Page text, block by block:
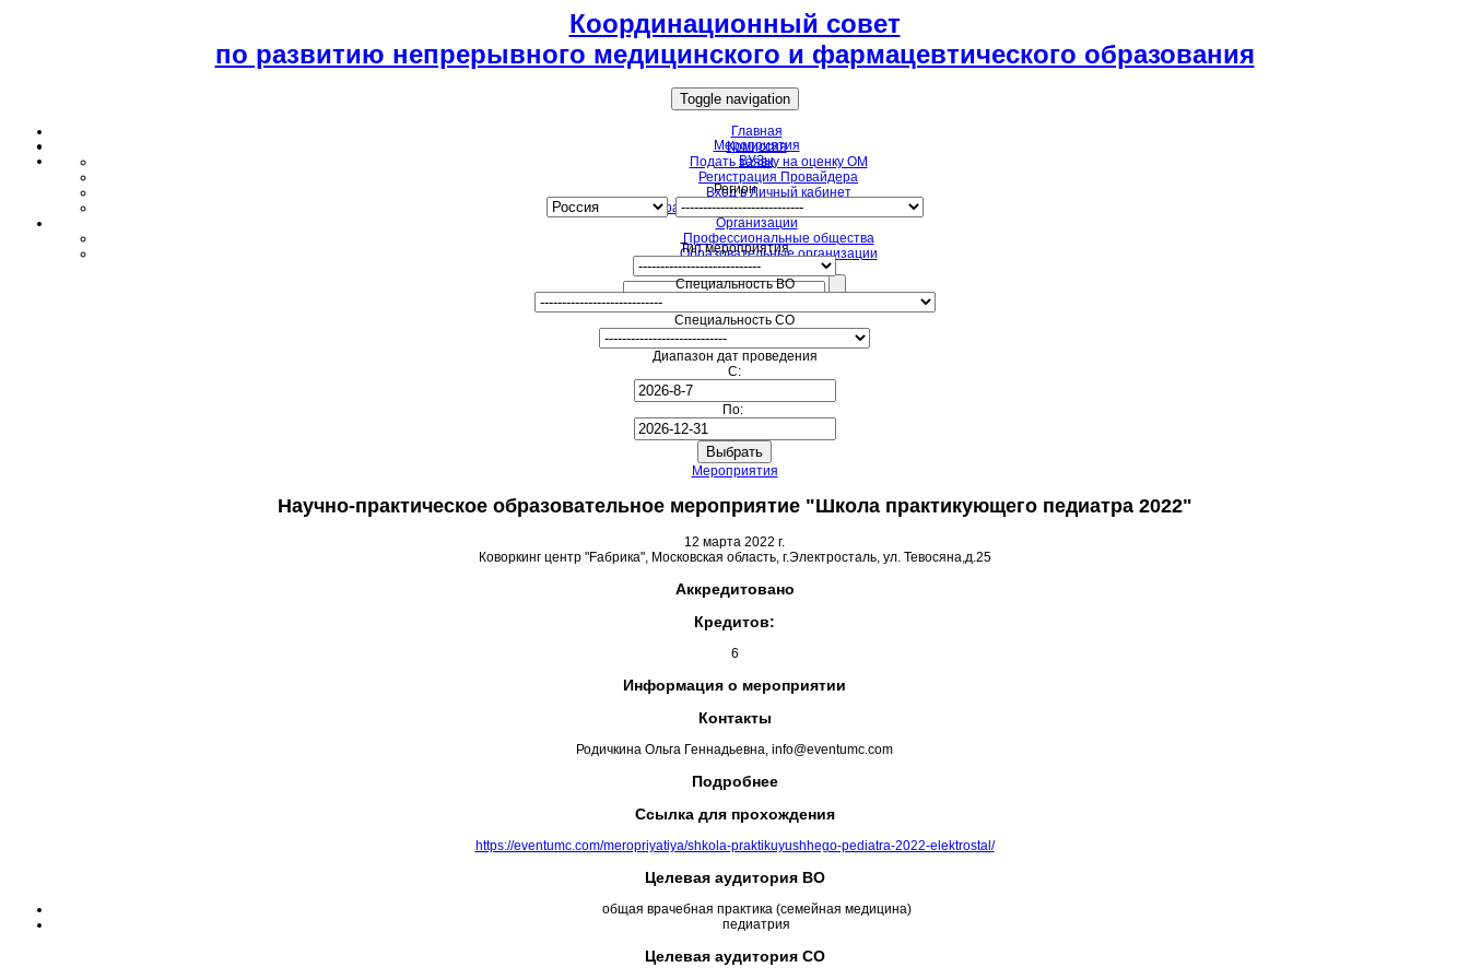
Координационный совет
по развитию непрерывного медицинского и фармацевтического образования
Toggle navigation
Главная
Комиссия
Подать заявку на оценку ОМ
Регистрация Провайдера
Вход в Личный кабинет
Образовательные мероприятия для НМО
Организации
Профессиональные общества
Образовательные организации
Мероприятия
ВУЗы
Регион
Тип мероприятия
Специальность ВО
Специальность СО
Диапазон дат проведения
С:
По:
Мероприятия
Научно-практическое образовательное мероприятие "Школа практикующего педиатра 2022"
12 марта 2022 г.
Коворкинг центр "Fабрика", Московская область, г.Электросталь, ул. Тевосяна,д.25
Аккредитовано
Кредитов:
6
Информация о мероприятии
Контакты
Родичкина Ольга Геннадьевна, info@eventumc.com
Подробнее
Ссылка для прохождения
https://eventumc.com/meropriyatiya/shkola-praktikuyushhego-pediatra-2022-elektrostal/
Целевая аудитория ВО
общая врачебная практика (семейная медицина)
педиатрия
Целевая аудитория СО